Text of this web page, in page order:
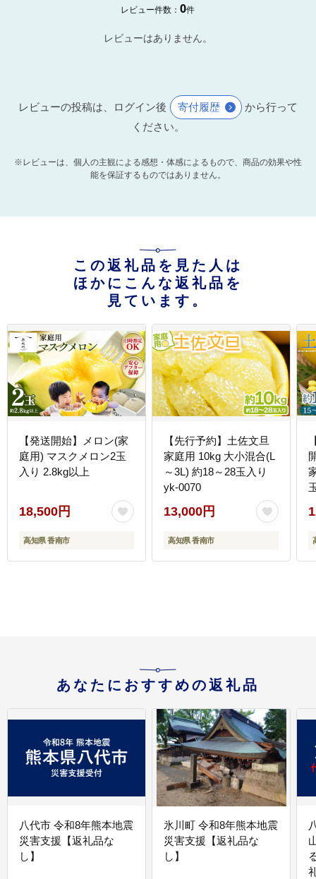
レビュー件数：0件
レビューはありません。
レビューの投稿は、ログイン後 寄付履歴
から行って
ください。
※レビューは、個人の主観による感想・体感によるもので、商品の効果や性
能を保証するものではありません。
この返礼品を見た人は
ほかにこんな返礼品を
見ています。
【発送開始】メロン(家
庭用) マスクメロン2玉
入り 2.8kg以上
18,500円
高知県 香南市
【先行予約】土佐文旦
家庭用 10kg 大小混合(L
～3L) 約18～28玉入り
yk-0070
13,000円
高知県 香南市
あなたにおすすめの返礼品
八代市 令和8年熊本地震
災害支援【返礼品な
し】
氷川町 令和8年熊本地震
災害支援【返礼品な
し】